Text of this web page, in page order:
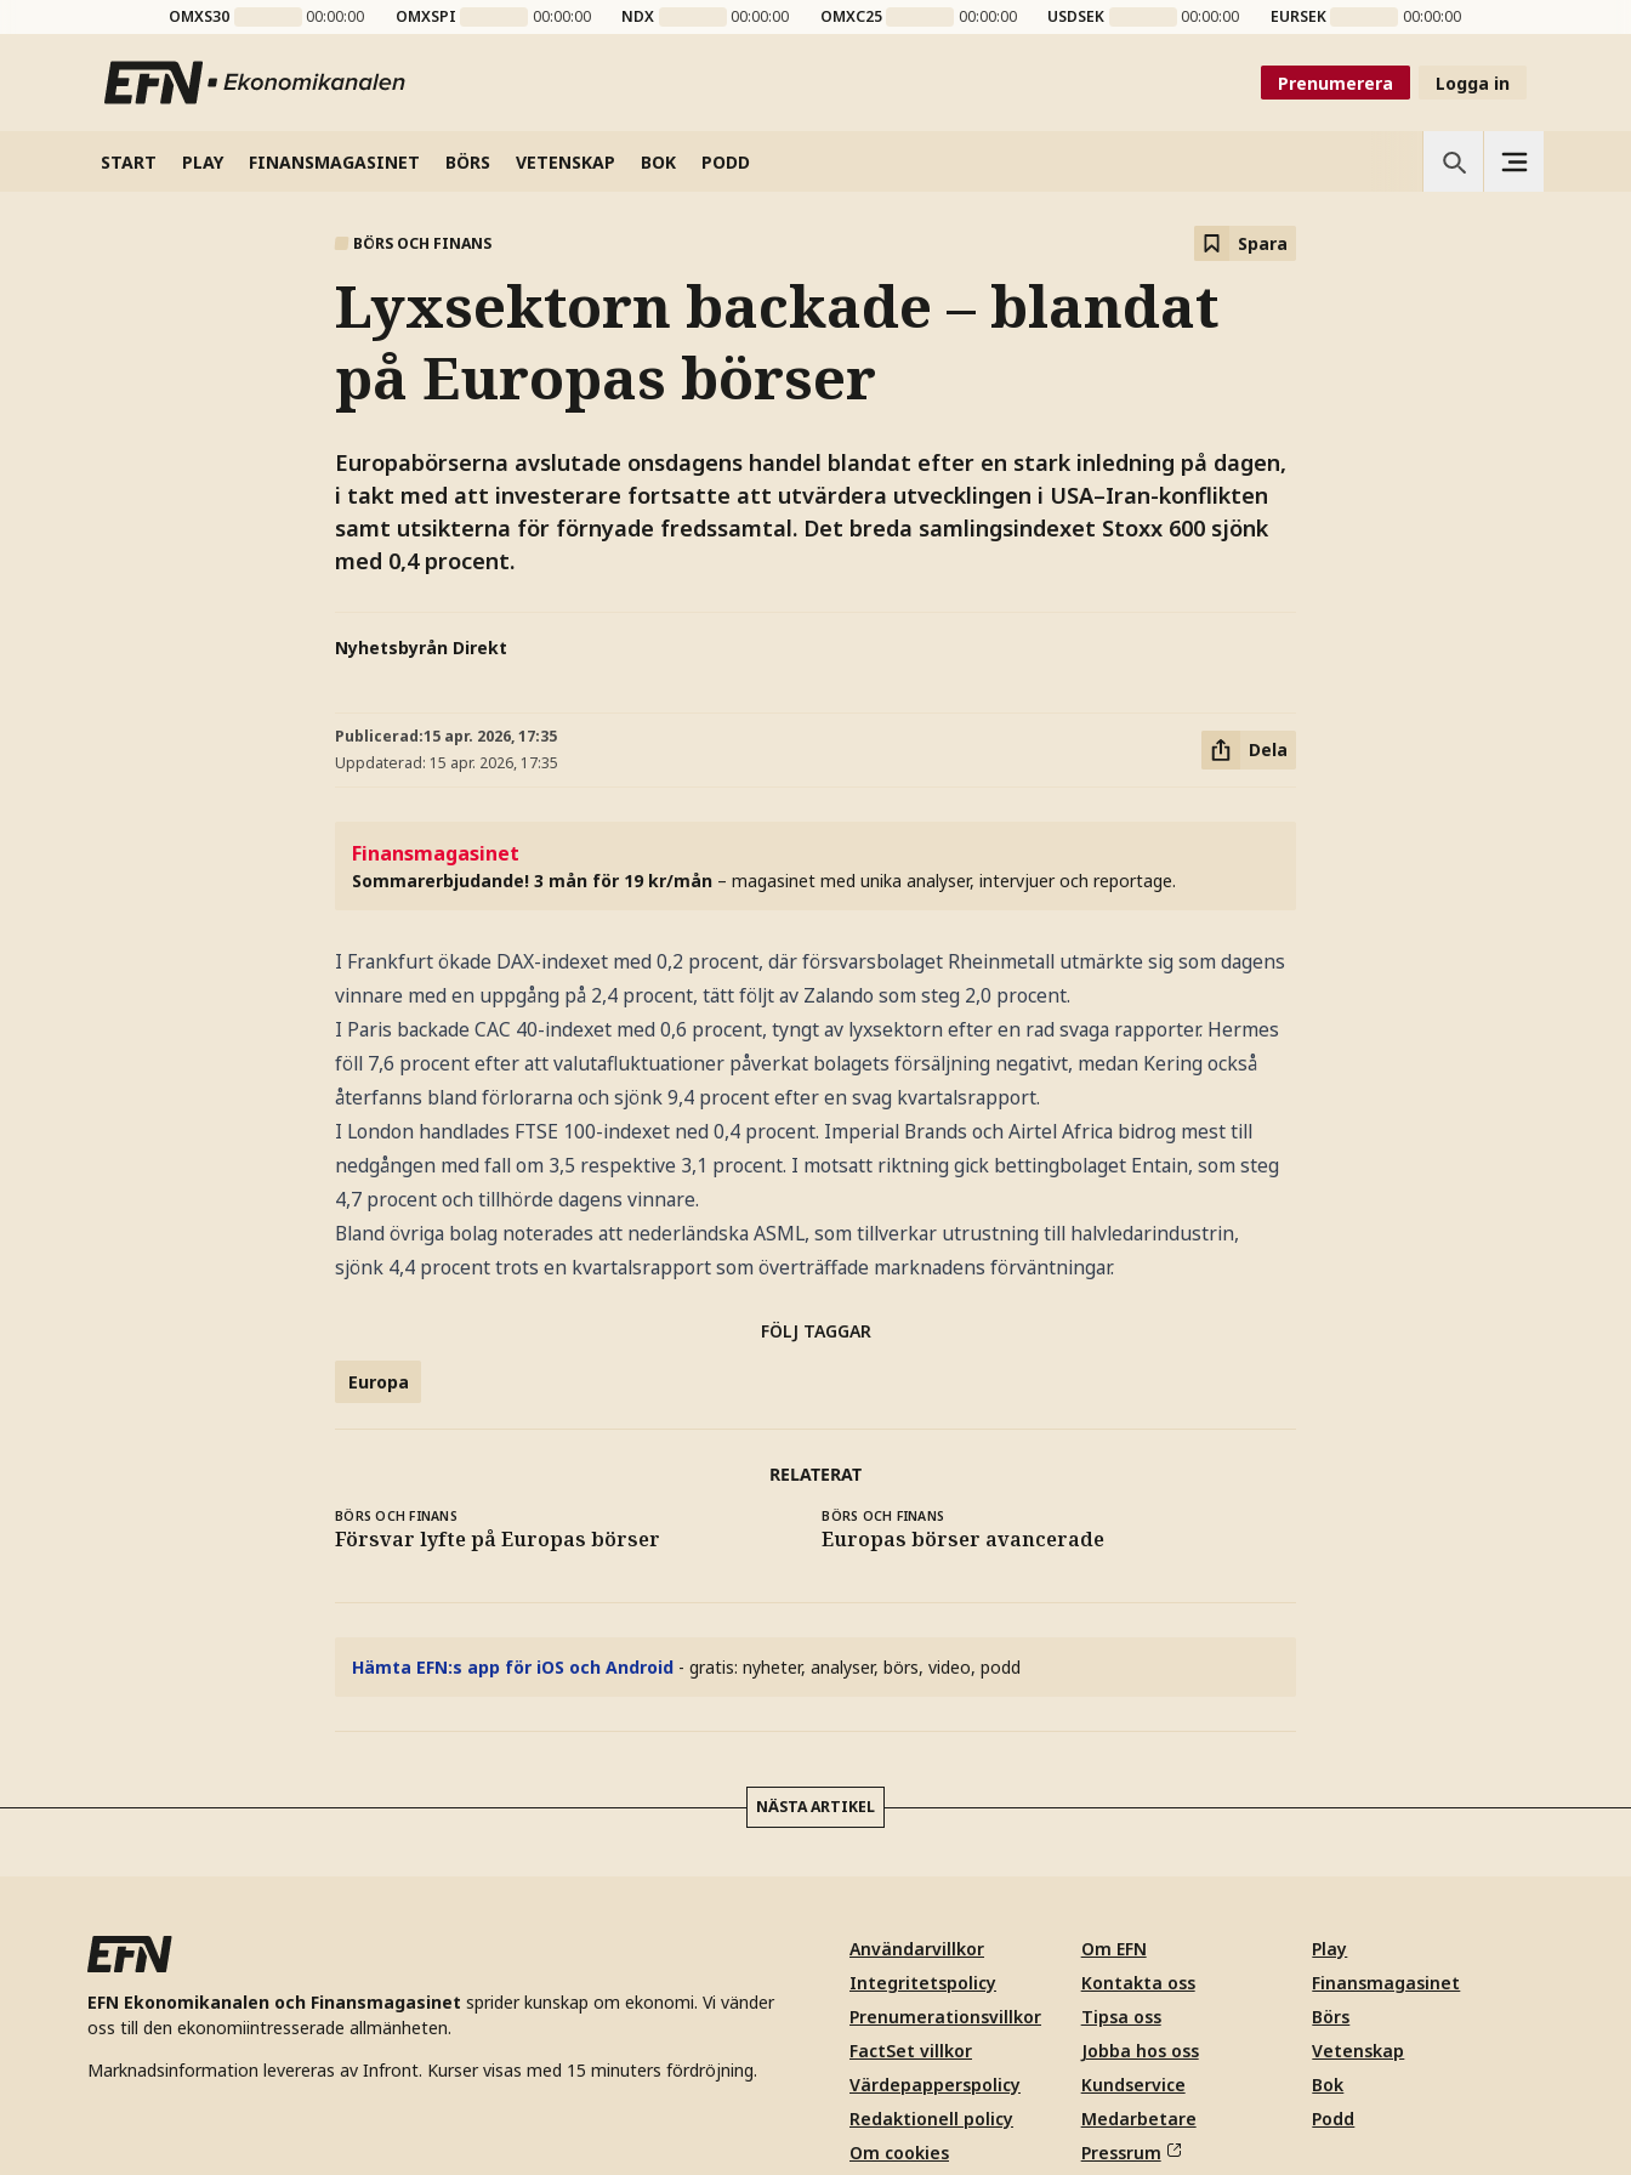
OMXS30 00:00:00 OMXSPI 00:00:00 NDX 00:00:00 OMXC25 00:00:00 USDSEK 00:00:00 EURSEK 00:00:00
Prenumerera Logga in
START PLAY FINANSMAGASINET BÖRS VETENSKAP BOK PODD
BÖRS OCH FINANS Spara
Lyxsektorn backade – blandat
på Europas börser
Europabörserna avslutade onsdagens handel blandat efter en stark inledning på dagen,
i takt med att investerare fortsatte att utvärdera utvecklingen i USA–Iran-konflikten
samt utsikterna för förnyade fredssamtal. Det breda samlingsindexet Stoxx 600 sjönk
med 0,4 procent.
Nyhetsbyrån Direkt
Publicerad:15 apr. 2026, 17:35
Uppdaterad: 15 apr. 2026, 17:35
Dela
Finansmagasinet
Sommarerbjudande! 3 mån för 19 kr/mån – magasinet med unika analyser, intervjuer och reportage.
I Frankfurt ökade DAX-indexet med 0,2 procent, där försvarsbolaget Rheinmetall utmärkte sig som dagens
vinnare med en uppgång på 2,4 procent, tätt följt av Zalando som steg 2,0 procent.
I Paris backade CAC 40-indexet med 0,6 procent, tyngt av lyxsektorn efter en rad svaga rapporter. Hermes
föll 7,6 procent efter att valutafluktuationer påverkat bolagets försäljning negativt, medan Kering också
återfanns bland förlorarna och sjönk 9,4 procent efter en svag kvartalsrapport.
I London handlades FTSE 100-indexet ned 0,4 procent. Imperial Brands och Airtel Africa bidrog mest till
nedgången med fall om 3,5 respektive 3,1 procent. I motsatt riktning gick bettingbolaget Entain, som steg
4,7 procent och tillhörde dagens vinnare.
Bland övriga bolag noterades att nederländska ASML, som tillverkar utrustning till halvledarindustrin,
sjönk 4,4 procent trots en kvartalsrapport som överträffade marknadens förväntningar.
FÖLJ TAGGAR
Europa
RELATERAT
BÖRS OCH FINANS
Försvar lyfte på Europas börser
BÖRS OCH FINANS
Europas börser avancerade
Hämta EFN:s app för iOS och Android - gratis: nyheter, analyser, börs, video, podd
NÄSTA ARTIKEL
EFN Ekonomikanalen och Finansmagasinet sprider kunskap om ekonomi. Vi vänder
oss till den ekonomiintresserade allmänheten.
Marknadsinformation levereras av Infront. Kurser visas med 15 minuters fördröjning.
Användarvillkor
Integritetspolicy
Prenumerationsvillkor
FactSet villkor
Värdepapperspolicy
Redaktionell policy
Om cookies
Om EFN
Kontakta oss
Tipsa oss
Jobba hos oss
Kundservice
Medarbetare
Pressrum
Play
Finansmagasinet
Börs
Vetenskap
Bok
Podd